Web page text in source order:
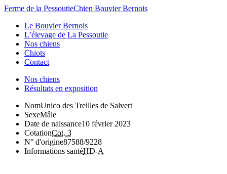
Ferme de la PessoutieChien Bouvier Bernois
Le Bouvier Bernois
L’élevage de La Pessoutie
Nos chiens
Chiots
Contact
Nos chiens
Résultats en exposition
NomUnico des Treilles de Salvert
SexeMâle
Date de naissance10 février 2023
CotationCot. 3
N° d'origine87588/9228
Informations santéHD-A